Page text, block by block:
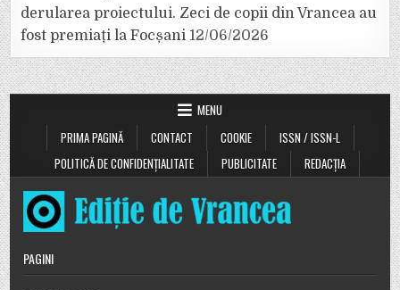
derularea proiectului. Zeci de copii din Vrancea au
fost premiați la Focșani 12/06/2026
MENU
PRIMA PAGINĂ
CONTACT COOKIE
ISSN / ISSN-L
POLITICĂ DE CONFIDENȚIALITATE
PUBLICITATE REDACȚIA
PAGINI